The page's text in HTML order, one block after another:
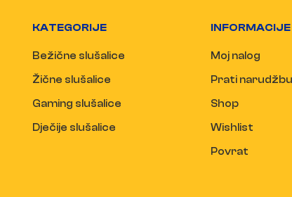
KATEGORIJE
Bežične slušalice
Žične slušalice
Gaming slušalice
Dječije slušalice
INFORMACIJE
Moj nalog
Prati narudžbu
Shop
Wishlist
Povrat